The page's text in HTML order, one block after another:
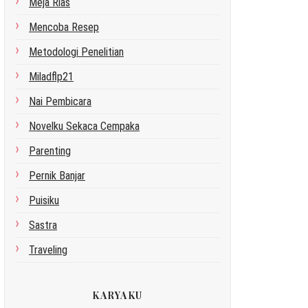
Mencoba Resep
Metodologi Penelitian
Miladflp21
Nai Pembicara
Novelku Sekaca Cempaka
Parenting
Pernik Banjar
Puisiku
Sastra
Traveling
KARYAKU